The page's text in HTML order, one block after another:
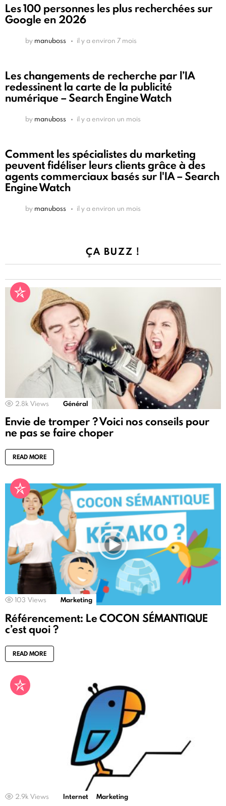
Les 100 personnes les plus recherchées sur
Google en 2026
by manuboss il y a environ 7 mois
Les changements de recherche par l’IA
redessinent la carte de la publicité
numérique – Search Engine Watch
by manuboss il y a environ un mois
Comment les spécialistes du marketing
peuvent fidéliser leurs clients grâce à des
agents commerciaux basés sur l'IA – Search
Engine Watch
by manuboss il y a environ un mois
ÇA BUZZ !
2.8k Views Général
Envie de tromper ? Voici nos conseils pour
ne pas se faire choper
READ MORE
103 Views Marketing
Référencement: Le COCON SÉMANTIQUE
c’est quoi ?
READ MORE
2.9k Views Internet Marketing